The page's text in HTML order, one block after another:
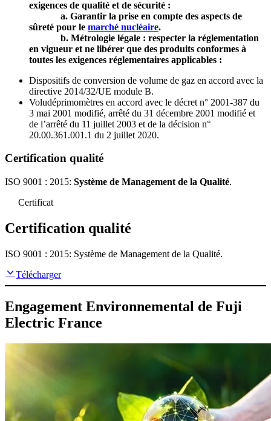
exigences de qualité et de sécurité :
a. Garantir la prise en compte des aspects de
sûreté pour le marché nucléaire.
b. Métrologie légale : respecter la réglementation
en vigueur et ne libérer que des produits conformes à
toutes les exigences réglementaires applicables :
Dispositifs de conversion de volume de gaz en accord avec la
directive 2014/32/UE module B.
Voludéprimomètres en accord avec le décret n° 2001-387 du
3 mai 2001 modifié, arrêté du 31 décembre 2001 modifié et
de l’arrêté du 11 juillet 2003 et de la décision n°
20.00.361.001.1 du 2 juillet 2020.
Certification qualité
ISO 9001 : 2015: Système de Management de la Qualité.
Certificat
Certification qualité
ISO 9001 : 2015: Système de Management de la Qualité.
Télécharger
Engagement Environnemental de Fuji
Electric France